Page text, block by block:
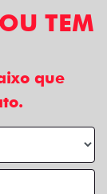
TEM
que